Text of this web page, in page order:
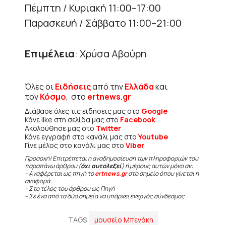
Πέμπτη / Κυριακή 11:00–17:00
Παρασκευή / Σάββατο 11:00–21:00
Επιμέλεια: Χρύσα Αβούρη
Όλες οιΕιδήσειςαπό τηνΕλλάδακαι
τονΚόσμο, στο ertnews.gr
Διάβασε όλες τις ειδήσεις μας στο Google
Κάνε like στη σελίδα μας στο Facebook
Ακολούθησε μας στο Twitter
Κάνε εγγραφή στο κανάλι μας στοYoutube
Γίνε μέλος στο κανάλι μας στο Viber
Προσοχή! Επιτρέπεται η αναδημοσίευση των πληροφοριών του
παραπάνω άρθρου (όχι αυτολεξεί) ή μέρους αυτών μόνο αν:
– Αναφέρεται ως πηγή τοertnews.grστο σημείο όπου γίνεται η
αναφορά.
– Στο τέλος του άρθρου ως Πηγή
– Σε ένα από τα δύο σημεία να υπάρχει ενεργός σύνδεσμος
TAGS μουσείο Μπενάκη